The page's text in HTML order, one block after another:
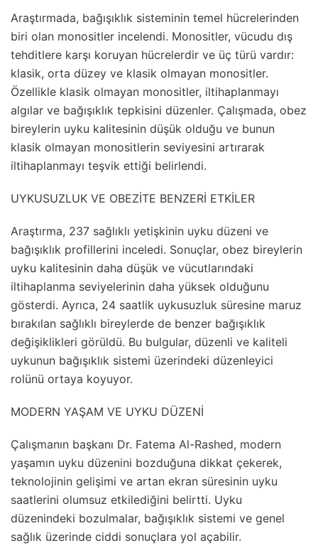
Araştırmada, bağışıklık sisteminin temel hücrelerinden
biri olan monositler incelendi. Monositler, vücudu dış
tehditlere karşı koruyan hücrelerdir ve üç türü vardır:
klasik, orta düzey ve klasik olmayan monositler.
Özellikle klasik olmayan monositler, iltihaplanmayı
algılar ve bağışıklık tepkisini düzenler. Çalışmada, obez
bireylerin uyku kalitesinin düşük olduğu ve bunun
klasik olmayan monositlerin seviyesini artırarak
iltihaplanmayı teşvik ettiği belirlendi.
UYKUSUZLUK VE OBEZİTE BENZERİ ETKİLER
Araştırma, 237 sağlıklı yetişkinin uyku düzeni ve
bağışıklık profillerini inceledi. Sonuçlar, obez bireylerin
uyku kalitesinin daha düşük ve vücutlarındaki
iltihaplanma seviyelerinin daha yüksek olduğunu
gösterdi. Ayrıca, 24 saatlik uykusuzluk süresine maruz
bırakılan sağlıklı bireylerde de benzer bağışıklık
değişiklikleri görüldü. Bu bulgular, düzenli ve kaliteli
uykunun bağışıklık sistemi üzerindeki düzenleyici
rolünü ortaya koyuyor.
MODERN YAŞAM VE UYKU DÜZENİ
Çalışmanın başkanı Dr. Fatema Al-Rashed, modern
yaşamın uyku düzenini bozduğuna dikkat çekerek,
teknolojinin gelişimi ve artan ekran süresinin uyku
saatlerini olumsuz etkilediğini belirtti. Uyku
düzenindeki bozulmalar, bağışıklık sistemi ve genel
sağlık üzerinde ciddi sonuçlara yol açabilir.